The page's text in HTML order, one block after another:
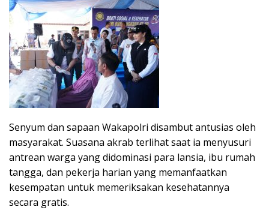
Senyum dan sapaan Wakapolri disambut antusias oleh
masyarakat. Suasana akrab terlihat saat ia menyusuri
antrean warga yang didominasi para lansia, ibu rumah
tangga, dan pekerja harian yang memanfaatkan
kesempatan untuk memeriksakan kesehatannya
secara gratis.